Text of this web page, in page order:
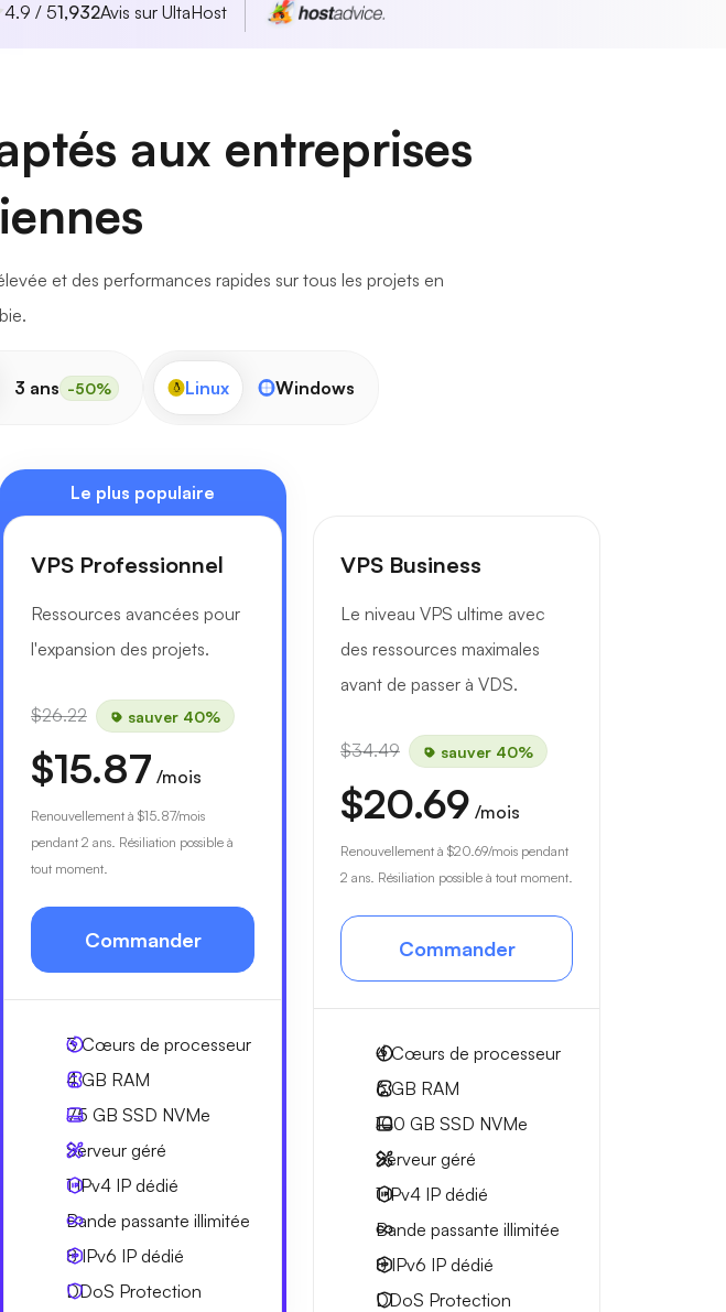
4.9 / 51,932Avis sur UltaHost
aux entreprises
et des performances rapides sur tous les projets en
3 ans -50% Linux Windows
Le plus populaire
VPS Professionnel
Ressources avancées pour
l'expansion des projets.
$26.22 sauver 40%
$15.87 /mois
Renouvellement à $15.87/mois
pendant 2 ans. Résiliation possible à
tout moment.
Commander
3Cœurs de processeur
4 GB RAM
75 GB SSD NVMe
Serveur géré
1 IPv4 IP dédié
Bande passante illimitée
8 IPv6 IP dédié
DDoS Protection
VPS Business
Le niveau VPS ultime avec
des ressources maximales
avant de passer à VDS.
$34.49 sauver 40%
$20.69 /mois
Renouvellement à $20.69/mois pendant
2 ans. Résiliation possible à tout moment.
Commander
4Cœurs de processeur
6 GB RAM
100 GB SSD NVMe
Serveur géré
1 IPv4 IP dédié
Bande passante illimitée
8 IPv6 IP dédié
DDoS Protection